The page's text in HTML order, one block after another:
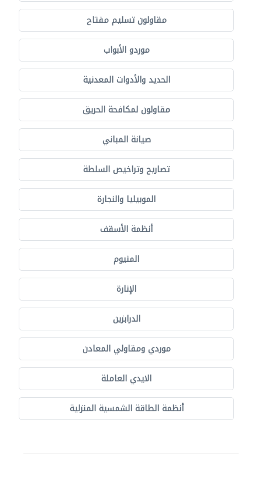
مقاولون تسليم مفتاح
موردو الأبواب
الحديد والأدوات المعدنية
مقاولون لمكافحة الحريق
صيانة المباني
تصاريح وتراخيص السلطة
الموبيليا والنجارة
أنظمة الأسقف
المنيوم
الإنارة
الدرابزين
موردي ومقاولي المعادن
الايدي العاملة
أنظمة الطاقة الشمسية المنزلية